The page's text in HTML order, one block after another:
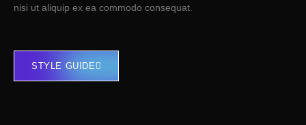
nisi ut aliquip ex ea commodo consequat.
STYLE GUIDE